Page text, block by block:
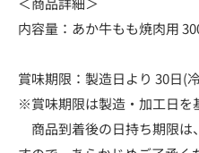
内容量：あか牛もも焼肉用
賞味期限：製造日より 30日(
※賞味期限は製造・加工日を
商品到着後の日持ち期限は